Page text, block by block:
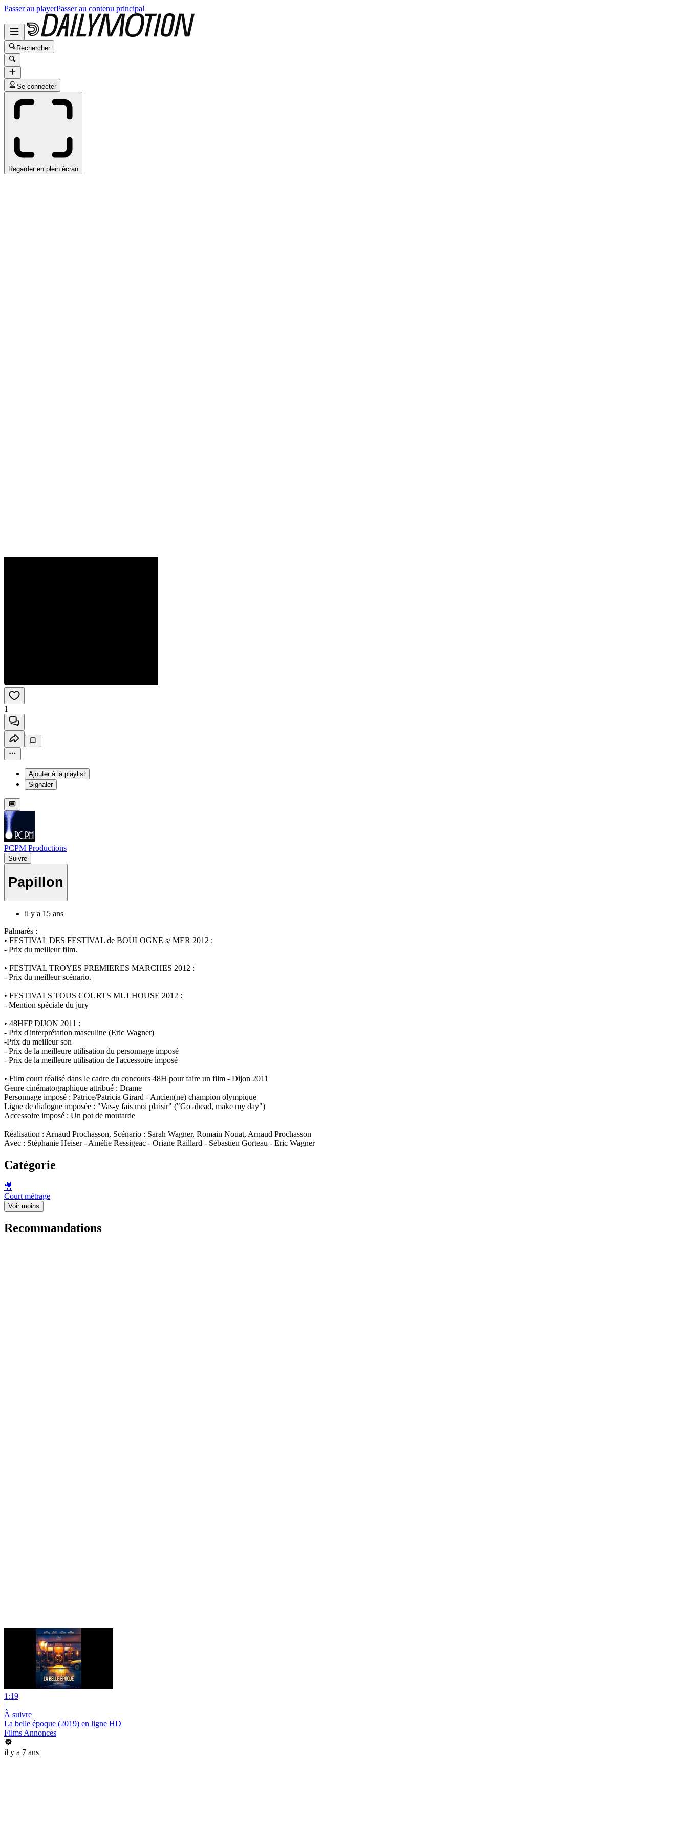
Passer au playerPasser au contenu principal
Rechercher
Se connecter
Regarder en plein écran
1
Ajouter à la playlist
Signaler
PCPM Productions
Suivre
Papillon
il y a 15 ans
Palmarès :
• FESTIVAL DES FESTIVAL de BOULOGNE s/ MER 2012 :
- Prix du meilleur film.
• FESTIVAL TROYES PREMIERES MARCHES 2012 :
- Prix du meilleur scénario.
• FESTIVALS TOUS COURTS MULHOUSE 2012 :
- Mention spéciale du jury
• 48HFP DIJON 2011 :
- Prix d'interprétation masculine (Eric Wagner)
-Prix du meilleur son
- Prix de la meilleure utilisation du personnage imposé
- Prix de la meilleure utilisation de l'accessoire imposé
• Film court réalisé dans le cadre du concours 48H pour faire un film - Dijon 2011
Genre cinématographique attribué : Drame
Personnage imposé : Patrice/Patricia Girard - Ancien(ne) champion olympique
Ligne de dialogue imposée : "Vas-y fais moi plaisir" ("Go ahead, make my day")
Accessoire imposé : Un pot de moutarde
Réalisation : Arnaud Prochasson, Scénario : Sarah Wagner, Romain Nouat, Arnaud Prochasson
Avec : Stéphanie Heiser - Amélie Ressigeac - Oriane Raillard - Sébastien Gorteau - Eric Wagner
Catégorie
🎥
Court métrage
Voir moins
Recommandations
1:19
|
À suivre
La belle époque (2019) en ligne HD
Films Annonces
il y a 7 ans